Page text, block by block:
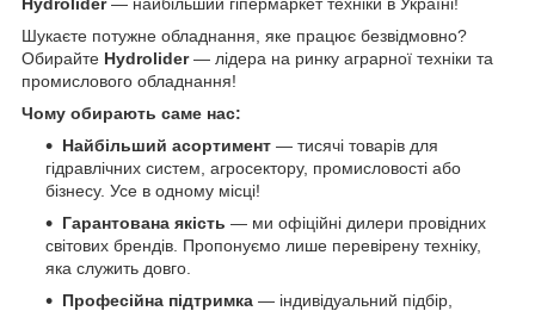
Шукаєте потужне обладнання, яке працює безвідмовно?
Обирайте Hydrolider— лідера на ринку аграрної техніки та
промислового обладнання!
Чому обирають саме нас:
Найбільший асортимент — тисячі товарів для
гідравлічних систем, агросектору, промисловості або
бізнесу. Усе в одному місці!
Гарантована якість — ми офіційні дилери провідних
світових брендів. Пропонуємо лише перевірену техніку,
яка служить довго.
Професійна підтримка — індивідуальний підбір,